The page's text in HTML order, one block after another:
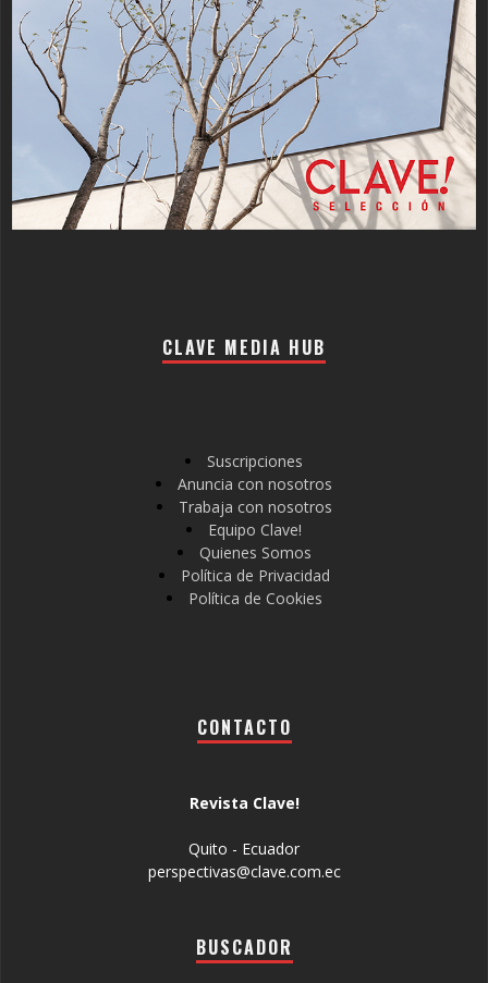
CLAVE MEDIA HUB
Suscripciones
Anuncia con nosotros
Trabaja con nosotros
Equipo Clave!
Quienes Somos
Política de Privacidad
Política de Cookies
CONTACTO
Revista Clave!
Quito - Ecuador
perspectivas@clave.com.ec
BUSCADOR